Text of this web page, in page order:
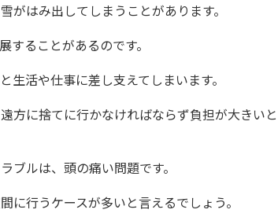
がはみ出してしまうことがあります。
ることがあるのです。
活や仕事に差し支えてしまいます。
方に捨てに行かなければならず負担が大きいと
ブルは、頭の痛い問題です。
行うケースが多いと言えるでしょう。